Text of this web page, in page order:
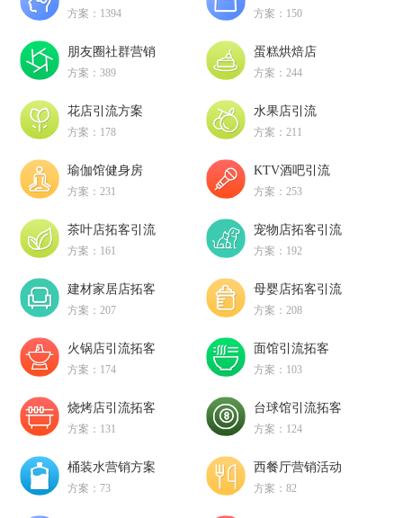
方案：1394 方案：150
朋友圈社群营销
方案：389
蛋糕烘焙店
方案：244
花店引流方案
方案：178
水果店引流
方案：211
瑜伽馆健身房
方案：231
KTV酒吧引流
方案：253
茶叶店拓客引流
方案：161
宠物店拓客引流
方案：192
建材家居店拓客
方案：207
母婴店拓客引流
方案：208
火锅店引流拓客
方案：174
面馆引流拓客
方案：103
烧烤店引流拓客
方案：131
台球馆引流拓客
方案：124
桶装水营销方案
方案：73
西餐厅营销活动
方案：82